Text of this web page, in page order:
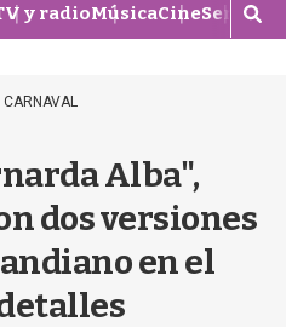
y radioMúsicaCineSeries
M
o
�
CARNAVAL
Alba",
dos versiones
en el